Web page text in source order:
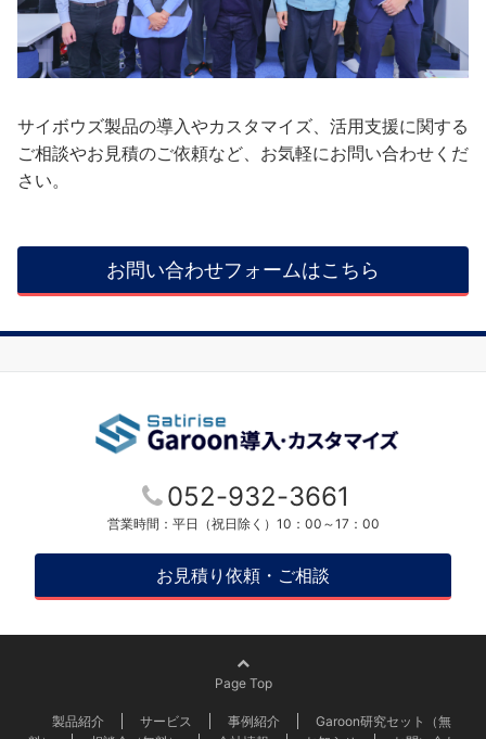
サイボウズ製品の導入やカスタマイズ、活用支援に関する
ご相談やお見積のご依頼など、お気軽にお問い合わせくだ
さい。
お問い合わせフォームはこちら
052-932-3661
営業時間：平日（祝日除く）10：00～17：00
お見積り依頼・ご相談
Page Top
製品紹介 サービス 事例紹介
Garoon研究セット（無